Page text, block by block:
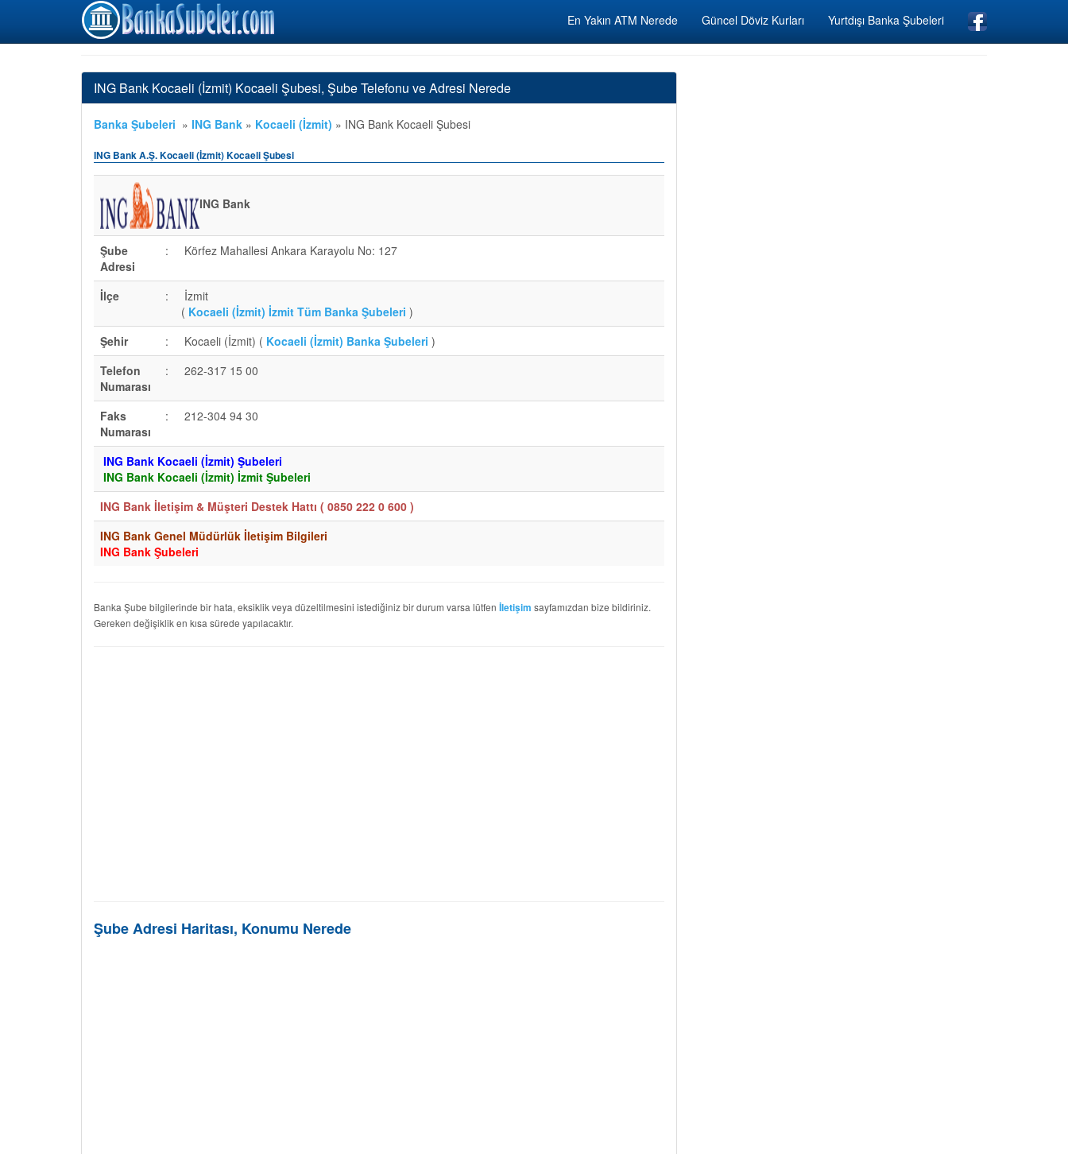
En Yakın ATM Nerede Güncel Döviz Kurları Yurtdışı Banka Şubeleri
ING Bank Kocaeli (İzmit) Kocaeli Şubesi, Şube Telefonu ve Adresi Nerede
Banka Şubeleri » ING Bank » Kocaeli (İzmit) » ING Bank Kocaeli Şubesi
ING Bank A.Ş. Kocaeli (İzmit) Kocaeli Şubesi
ING Bank
Şube
Adresi
: Körfez Mahallesi Ankara Karayolu No: 127
İlçe :
İzmit
( Kocaeli (İzmit) İzmit Tüm Banka Şubeleri )
Şehir
: Kocaeli (İzmit) ( Kocaeli (İzmit) Banka Şubeleri )
Telefon
Numarası
: 262-317 15 00
Faks
Numarası
: 212-304 94 30
ING Bank Kocaeli (İzmit) Şubeleri
ING Bank Kocaeli (İzmit) İzmit Şubeleri
ING Bank İletişim & Müşteri Destek Hattı ( 0850 222 0 600 )
ING Bank Genel Müdürlük İletişim Bilgileri
ING Bank Şubeleri
Banka Şube bilgilerinde bir hata, eksiklik veya düzeltilmesini istediğiniz bir durum varsa lütfen İletişim sayfamızdan bize bildiriniz.
Gereken değişiklik en kısa sürede yapılacaktır.
Şube Adresi Haritası, Konumu Nerede